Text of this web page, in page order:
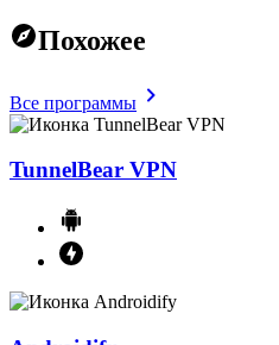
Похожее
Все программы
TunnelBear VPN